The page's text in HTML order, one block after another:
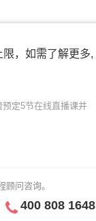
，如需了解更多,
定5节在线直播课并
问咨询。
400 808 1648